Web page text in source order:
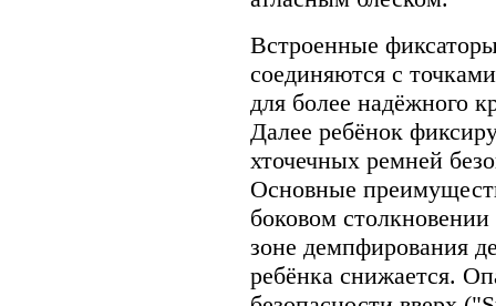
Встроенные
соединяются с
для более надёжного
Далее ребёнок
хточечных ремней
Основные
боковом
зоне демпфирования
ребёнка снижается.